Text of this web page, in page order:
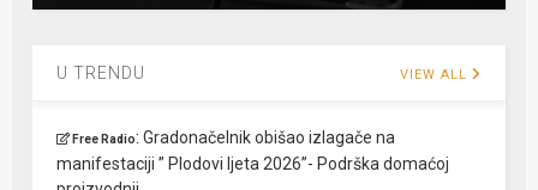
U TRENDU VIEW ALL
Free Radio:Gradonačelnik obišao izlagače na
manifestaciji ” Plodovi ljeta 2026”- Podrška domaćoj